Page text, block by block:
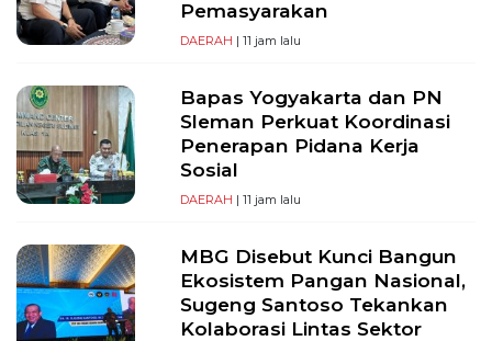
Pemasyarakan
DAERAH | 11 jam lalu
Bapas Yogyakarta dan PN
Sleman Perkuat Koordinasi
Penerapan Pidana Kerja
Sosial
DAERAH | 11 jam lalu
MBG Disebut Kunci Bangun
Ekosistem Pangan Nasional,
Sugeng Santoso Tekankan
Kolaborasi Lintas Sektor